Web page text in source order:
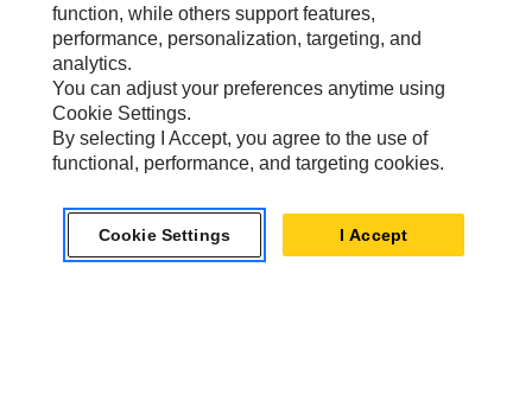
Caterpillar »브랜드
Caterpillar.com
Caterpillar에 문의
function, while others support features,
performance, personalization, targeting, and
analytics.
You can adjust your preferences anytime using
Cookie Settings.
By selecting I Accept, you agree to the use of
functional, performance, and targeting cookies.
Cookie Settings I Accept